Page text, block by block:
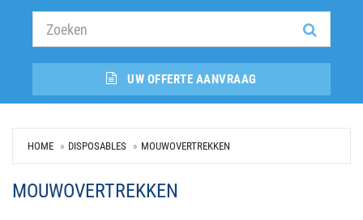
UW OFFERTE AANVRAAG
HOME DISPOSABLES MOUWOVERTREKKEN
MOUWOVERTREKKEN